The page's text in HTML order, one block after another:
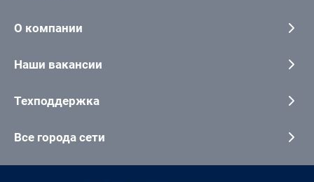
О компании
Наши вакансии
Техподдержка
Все города сети